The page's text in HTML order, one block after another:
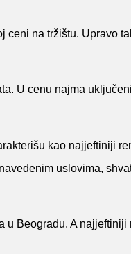
na tržištu. Upravo
U cenu najma
kao najjeftiniji
uslovima,
Beogradu. A najjeftiniji